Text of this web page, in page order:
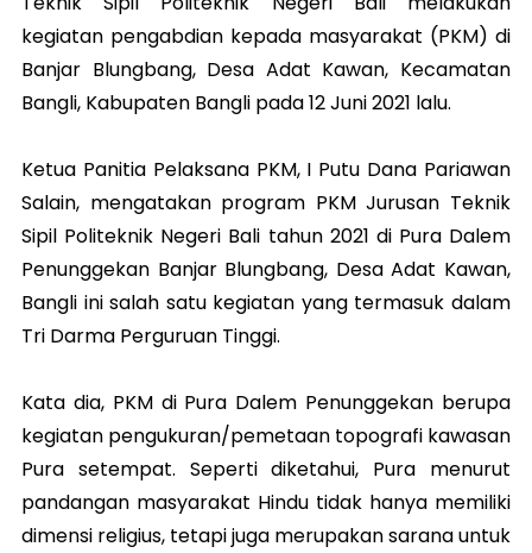
kegiatan pengabdian kepada masyarakat (PKM) di
Banjar Blungbang, Desa Adat Kawan, Kecamatan
Bangli, Kabupaten Bangli pada 12 Juni 2021 lalu.
Ketua Panitia Pelaksana PKM, I Putu Dana Pariawan
Salain, mengatakan program PKM Jurusan Teknik
Sipil Politeknik Negeri Bali tahun 2021 di Pura Dalem
Penunggekan Banjar Blungbang, Desa Adat Kawan,
Bangli ini salah satu kegiatan yang termasuk dalam
Tri Darma Perguruan Tinggi.
Kata dia, PKM di Pura Dalem Penunggekan berupa
kegiatan pengukuran/pemetaan topografi kawasan
Pura setempat. Seperti diketahui, Pura menurut
pandangan masyarakat Hindu tidak hanya memiliki
dimensi religius, tetapi juga merupakan sarana untuk